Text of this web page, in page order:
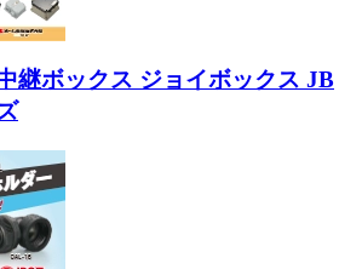
継ボックス ジョイボックス JB